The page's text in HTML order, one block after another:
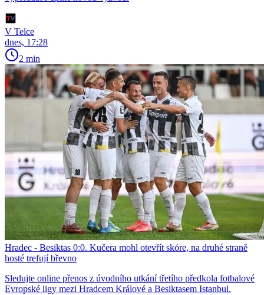
V Telce
dnes, 17:28
2 min
Hradec - Besiktas 0:0. Kučera mohl otevřít skóre, na druhé straně
hosté trefují břevno
Sledujte online přenos z úvodního utkání třetího předkola fotbalové
Evropské ligy mezi Hradcem Králové a Besiktasem Istanbul.